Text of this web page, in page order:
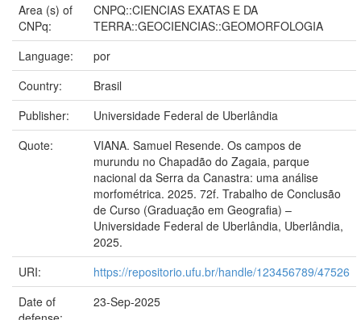
Area (s) of
CNPq:
CNPQ::CIENCIAS EXATAS E DA
TERRA::GEOCIENCIAS::GEOMORFOLOGIA
Language:
por
Country:
Brasil
Publisher:
Universidade Federal de Uberlândia
Quote:
VIANA. Samuel Resende. Os campos de
murundu no Chapadão do Zagaia, parque
nacional da Serra da Canastra: uma análise
morfométrica. 2025. 72f. Trabalho de Conclusão
de Curso (Graduação em Geografia) –
Universidade Federal de Uberlândia, Uberlândia,
2025.
URI:
https://repositorio.ufu.br/handle/123456789/47526
Date of
23-Sep-2025